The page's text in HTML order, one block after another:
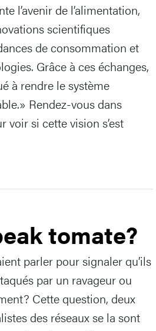
l’avenir de l’alimentation,
scientifiques
de consommation et
Grâce à ces échanges,
à rendre le système
Rendez-vous dans
voir si cette vision s’est
tomate?
parler pour signaler qu’ils
par un ravageur ou
Cette question, deux
des réseaux se la sont